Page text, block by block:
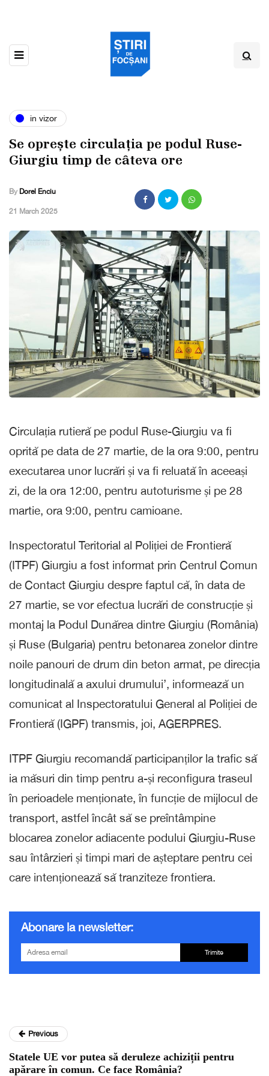
in vizor
Se oprește circulația pe podul Ruse-
Giurgiu timp de câteva ore
By Dorel Enciu
,21 March 2025
Circulația rutieră pe podul Ruse-Giurgiu va fi
oprită pe data de 27 martie, de la ora 9:00, pentru
executarea unor lucrări și va fi reluată în aceeași
zi, de la ora 12:00, pentru autoturisme și pe 28
martie, ora 9:00, pentru camioane.
Inspectoratul Teritorial al Poliției de Frontieră
(ITPF) Giurgiu a fost informat prin Centrul Comun
de Contact Giurgiu despre faptul că, în data de
27 martie, se vor efectua lucrări de construcție și
montaj la Podul Dunărea dintre Giurgiu (România)
și Ruse (Bulgaria) pentru betonarea zonelor dintre
noile panouri de drum din beton armat, pe direcția
longitudinală a axului drumului’, informează un
comunicat al Inspectoratului General al Poliției de
Frontieră (IGPF) transmis, joi, AGERPRES.
ITPF Giurgiu recomandă participanților la trafic să
ia măsuri din timp pentru a-și reconfigura traseul
în perioadele menționate, în funcție de mijlocul de
transport, astfel încât să se preîntâmpine
blocarea zonelor adiacente podului Giurgiu-Ruse
sau întârzieri și timpi mari de așteptare pentru cei
care intenționează să tranziteze frontiera.
Abonare la newsletter:
Trimite
Previous
Statele UE vor putea să deruleze achiziții pentru
apărare în comun. Ce face România?